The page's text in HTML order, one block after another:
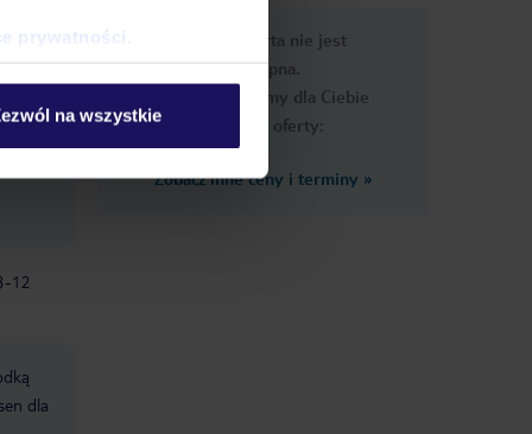
prywatności
na wszystkie
12
dla
Ups, ta oferta nie jest
dostępna.
Przygotowaliśmy dla Ciebie
podobne oferty:
Zobacz inne ceny i terminy »